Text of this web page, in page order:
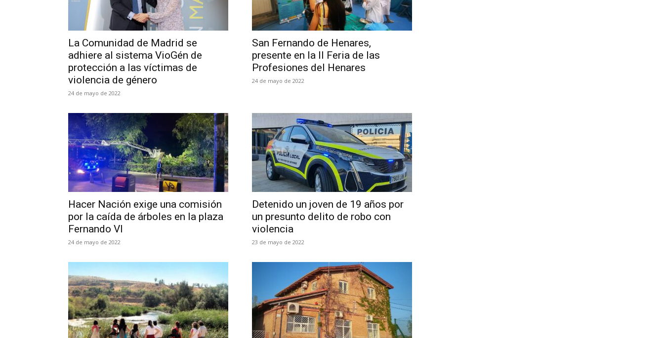
La Comunidad de Madrid se
adhiere al sistema VioGén de
protección a las víctimas de
violencia de género
24 de mayo de 2022
San Fernando de Henares,
presente en la II Feria de las
Profesiones del Henares
24 de mayo de 2022
Hacer Nación exige una comisión
por la caída de árboles en la plaza
Fernando VI
24 de mayo de 2022
Detenido un joven de 19 años por
un presunto delito de robo con
violencia
23 de mayo de 2022